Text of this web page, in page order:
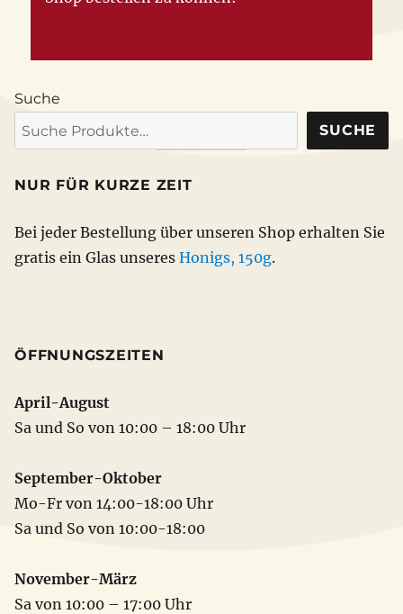
Suche
SUCHE
NUR FÜR KURZE ZEIT
Bei jeder Bestellung über unseren Shop erhalten Sie
gratis ein Glas unseres Honigs, 150g.
ÖFFNUNGSZEITEN
April-August
Sa und So von 10:00 – 18:00 Uhr
September-Oktober
Mo-Fr von 14:00-18:00 Uhr
Sa und So von 10:00-18:00
November-März
Sa von 10:00 – 17:00 Uhr